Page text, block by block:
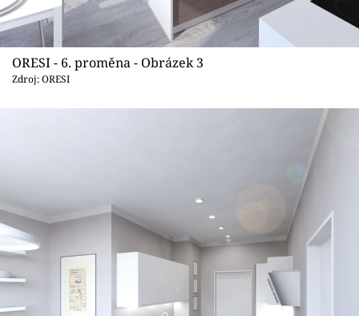
ORESI - 6. proměna - Obrázek 3
Zdroj: ORESI